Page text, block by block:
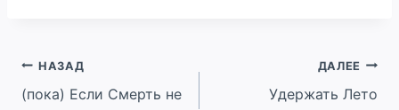
Навигация
по
НАЗАД
(пока) Если Смерть не
ДАЛЕЕ
Удержать Лето